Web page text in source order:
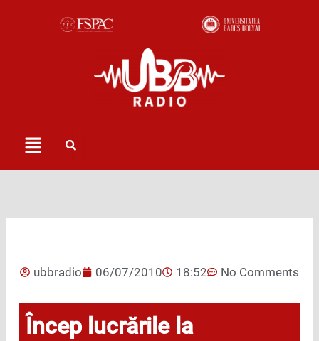
Menu
ubbradio 06/07/2010 18:52 No Comments
Încep lucrările la